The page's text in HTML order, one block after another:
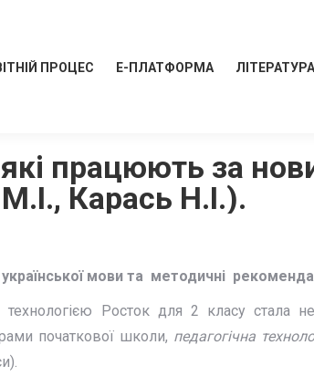
ПРОЦЕС Е-ПЛАТФОРМА ЛІТЕРАТУРА
працюють за
Карась Н.І.).
мови та методичні
Росток для 2 класу стала
початкової школи, педагогічна